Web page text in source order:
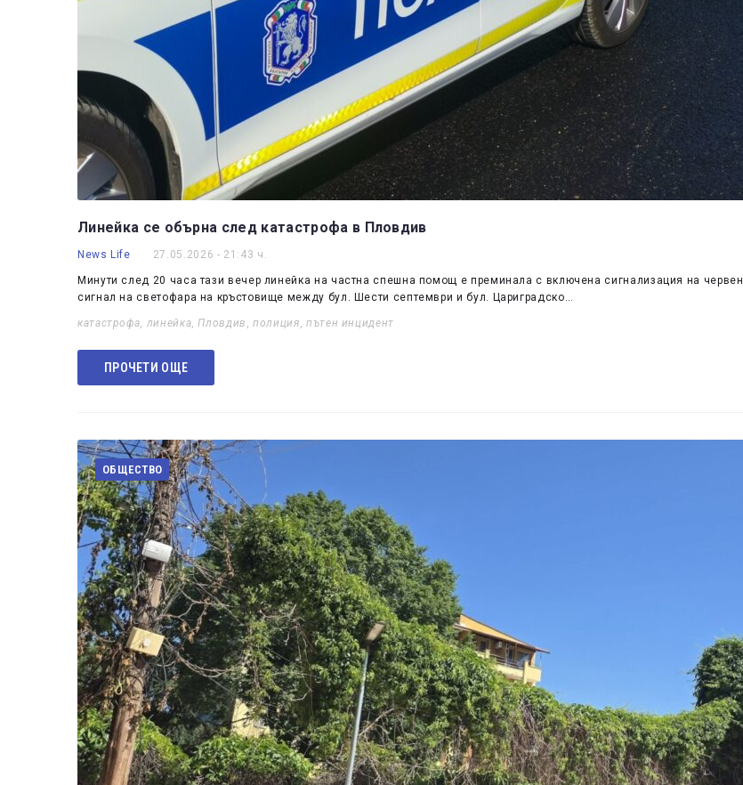
Линейка се обърна след катастрофа в Пловдив
News Life 27.05.2026 - 21:43 ч.
Минути след 20 часа тази вечер линейка на частна спешна помощ е преминала с включена сигнализация на червен
сигнал на светофара на кръстовище между бул. Шести септември и бул. Цариградско…
катастрофа, линейка,Пловдив ,полиция, пътен инцидент
ПРОЧЕТИ ОЩЕ
ОБЩЕСТВО